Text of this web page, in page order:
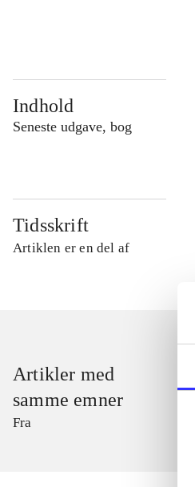
Indhold
Seneste udgave, bog
Tidsskrift
Artiklen er en del af
Artikler med
samme emner
Fra